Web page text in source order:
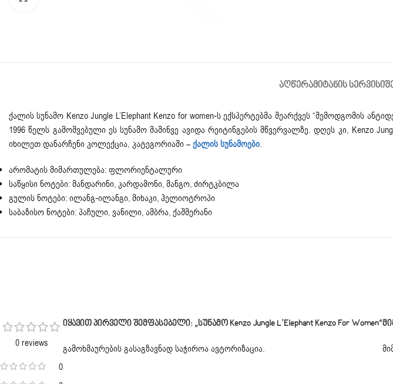
ᲐᲦᲬᲔᲠᲐᲛᲘᲢᲐᲜᲘᲡ ᲡᲔᲠᲕᲘᲡᲘ
ქალის სუნამო Kenzo Jungle L’Elephant Kenzo for women-ს ექსპერტებმა შეარქვეს “შემოდგომის
1996 წელს გამოშვებული ეს სუნამო მაშინვე ავიდა რეიტინგების მწვერვალზე. დღეს კი, Kenzo
იხილეთ დანარჩენი კოლექცია, კატეგორიაში – ქალის სუნამოები.
არომატის მიმართულება: ფლორიენტალური
საწყისი ნოტები: მანდარინი, კარდამონი, მანგო, ძირტკბილა
გულის ნოტები: ილანგ-ილანგი, მიხაკი, ჰელიოტროპი
საბაზისო ნოტები: პაჩული, ვანილი, ამბრა, ქაშმერანი
0 reviews
0
Იყავით Პირველი Შემფასებელი: „სუნამო Kenzo Jungle L’Elephant Kenzo For Women“
გამოხმაურების გასაგზავნად საჭიროა ავტორიზაცია.